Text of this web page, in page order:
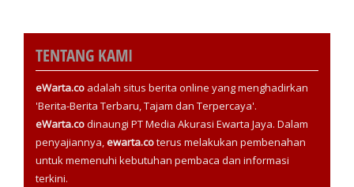
TENTANG KAMI
eWarta.co adalah situs berita online yang menghadirkan
'Berita-Berita Terbaru, Tajam dan Terpercaya'.
eWarta.codinaungi PT Media Akurasi Ewarta Jaya. Dalam
penyajiannya,ewarta.coterus melakukan pembenahan
untuk memenuhi kebutuhan pembaca dan informasi
terkini.